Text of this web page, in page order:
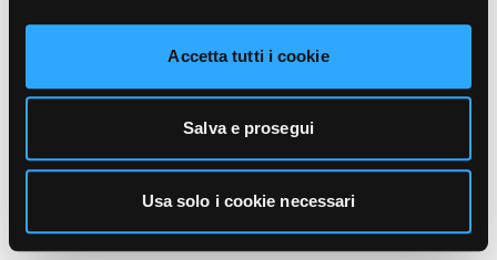
Accetta tutti i cookie
Salva e prosegui
Usa solo i cookie necessari